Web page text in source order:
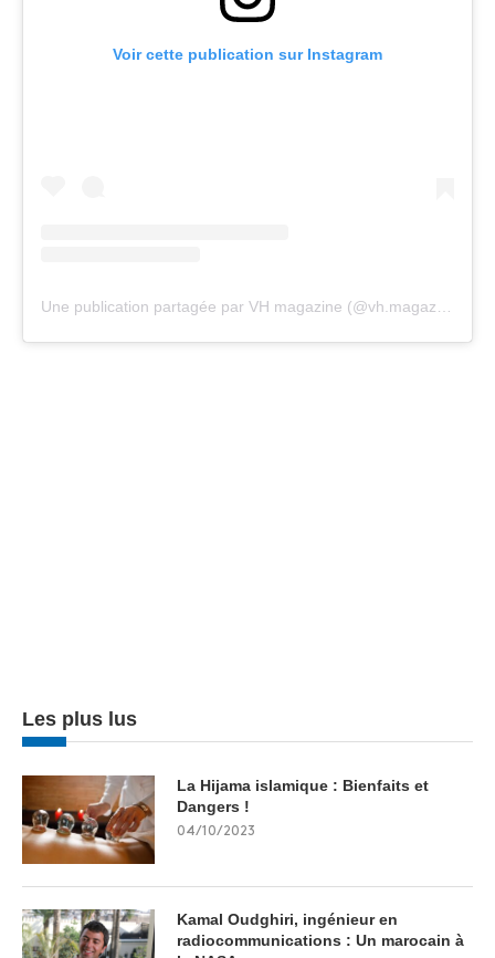
Voir cette publication sur Instagram
Une publication partagée par VH magazine (@vh.magazine)
Les plus lus
La Hijama islamique : Bienfaits et
Dangers !
04/10/2023
Kamal Oudghiri, ingénieur en
radiocommunications : Un marocain à